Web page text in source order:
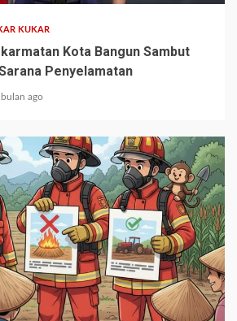
KUKAR
Kota Bangun Sambut
Penyelamatan
ago